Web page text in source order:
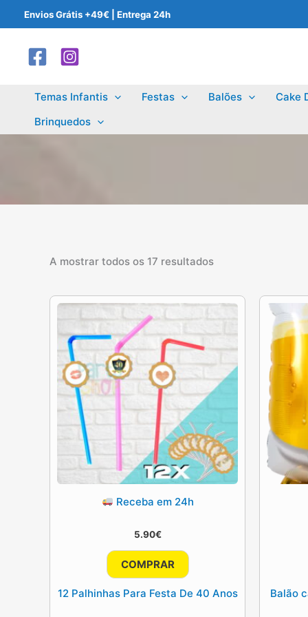
to
content
Envios Grátis +49€ | Entrega 24h
Temas Infantis Festas Balões Cake
Brinquedos
A mostrar todos os 17 resultados
Receba em 24h
5.90€
COMPRAR
12 Palhinhas Para Festa De 40 Anos Balão